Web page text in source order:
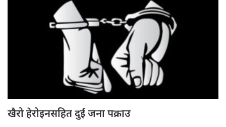
खैरो हेरोइनसहित दुई जना पक्राउ